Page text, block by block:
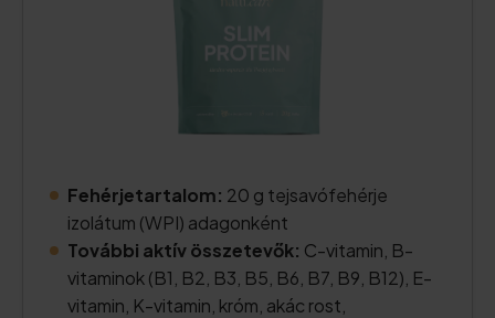
Fehérjetartalom: 20 g tejsavófehérje
izolátum (WPI) adagonként
További aktív összetevők: C-vitamin, B-
vitaminok (B1, B2, B3, B5, B6, B7, B9, B12), E-
vitamin, K-vitamin, króm, akác rost,